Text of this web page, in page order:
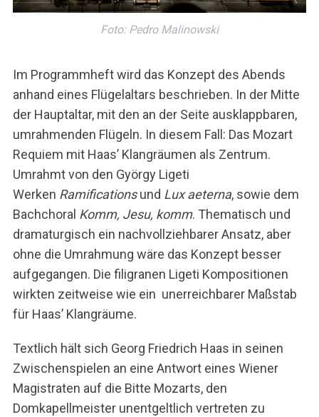
Foto: Pedro Malinowski
Im Programmheft wird das Konzept des Abends
anhand eines Flügelaltars beschrieben. In der Mitte
der Hauptaltar, mit den an der Seite ausklappbaren,
umrahmenden Flügeln. In diesem Fall: Das Mozart
Requiem mit Haas’ Klangräumen als Zentrum.
Umrahmt von den György Ligeti
Werken Ramificationsund Lux aeterna, sowie dem
Bachchoral Komm, Jesu, komm. Thematisch und
dramaturgisch ein nachvollziehbarer Ansatz, aber
ohne die Umrahmung wäre das Konzept besser
aufgegangen. Die filigranen Ligeti Kompositionen
wirkten zeitweise wie ein unerreichbarer Maßstab
für Haas’ Klangräume.
Textlich hält sich Georg Friedrich Haas in seinen
Zwischenspielen an eine Antwort eines Wiener
Magistraten auf die Bitte Mozarts, den
Domkapellmeister unentgeltlich vertreten zu
S